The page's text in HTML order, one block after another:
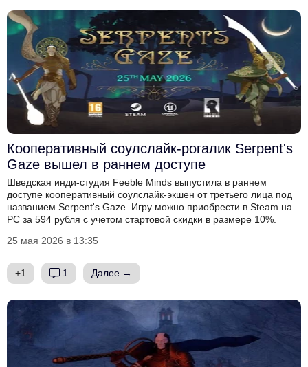
Кооперативный соулслайк-рогалик Serpent's
Gaze вышел в раннем доступе
Шведская инди-студия Feeble Minds выпустила в раннем
доступе кооперативный соулслайк-экшен от третьего лица под
названием Serpent's Gaze. Игру можно приобрести в Steam на
PC за 594 рубля с учетом стартовой скидки в размере 10%.
25 мая 2026 в 13:35
+1 1 Далее →